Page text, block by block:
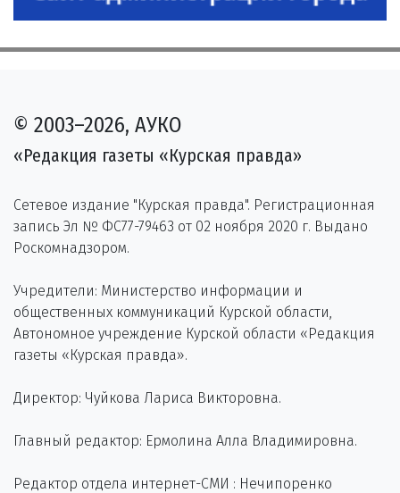
© 2003–2026, АУКО
«Редакция газеты «Курская правда»
Сетевое издание "Курская правда". Регистрационная
запись Эл № ФС77-79463 от 02 ноября 2020 г. Выдано
Роскомнадзором.
Учредители: Министерство информации и
общественных коммуникаций Курской области,
Автономное учреждение Курской области «Редакция
газеты «Курская правда».
Директор: Чуйкова Лариса Викторовна.
Главный редактор: Ермолина Алла Владимировна.
Редактор отдела интернет-СМИ : Нечипоренко